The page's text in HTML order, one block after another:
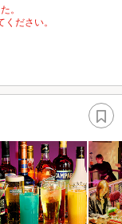
。
ださい。